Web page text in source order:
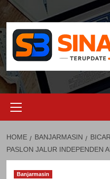
Skip
content
Menu
HOME BANJARMASIN
PASLON JALUR INDEPENDEN
Banjarmasin